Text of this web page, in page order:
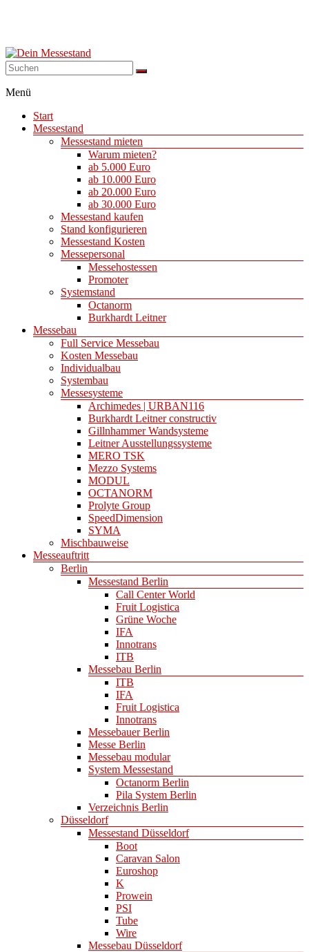
Dein
Messestand
Messebau
Messestände
Menü
Start
Messestand
Messestand mieten
Warum mieten?
ab 5.000 Euro
ab 10.000 Euro
ab 20.000 Euro
ab 30.000 Euro
Messestand kaufen
Stand konfigurieren
Messestand Kosten
Messepersonal
Messehostessen
Promoter
Systemstand
Octanorm
Burkhardt Leitner
Messebau
Full Service Messebau
Kosten Messebau
Individualbau
Systembau
Messesysteme
Archimedes | URBAN116
Burkhardt Leitner constructiv
Gillnhammer Wandsysteme
Leitner Ausstellungssysteme
MERO TSK
Mezzo Systems
MODUL
OCTANORM
Prolyte Group
SpeedDimension
SYMA
Mischbauweise
Messeauftritt
Berlin
Messestand Berlin
Call Center World
Fruit Logistica
Grüne Woche
IFA
Innotrans
ITB
Messebau Berlin
ITB
IFA
Fruit Logistica
Innotrans
Messebauer Berlin
Messe Berlin
Messebau modular
System Messestand
Octanorm Berlin
Pila System Berlin
Verzeichnis Berlin
Düsseldorf
Messestand Düsseldorf
Boot
Caravan Salon
Euroshop
K
Prowein
PSI
Tube
Wire
Messebau Düsseldorf